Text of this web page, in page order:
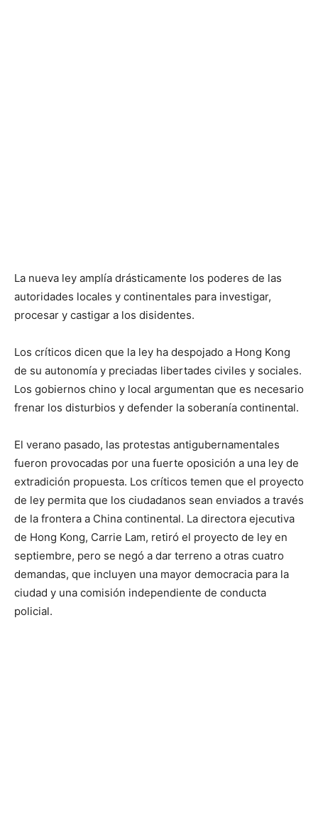
La nueva ley amplía drásticamente los poderes de las
autoridades locales y continentales para investigar,
procesar y castigar a los disidentes.
Los críticos dicen que la ley ha despojado a Hong Kong
de su autonomía y preciadas libertades civiles y sociales.
Los gobiernos chino y local argumentan que es necesario
frenar los disturbios y defender la soberanía continental.
El verano pasado, las protestas antigubernamentales
fueron provocadas por una fuerte oposición a una ley de
extradición propuesta. Los críticos temen que el proyecto
de ley permita que los ciudadanos sean enviados a través
de la frontera a China continental. La directora ejecutiva
de Hong Kong, Carrie Lam, retiró el proyecto de ley en
septiembre, pero se negó a dar terreno a otras cuatro
demandas, que incluyen una mayor democracia para la
ciudad y una comisión independiente de conducta
policial.